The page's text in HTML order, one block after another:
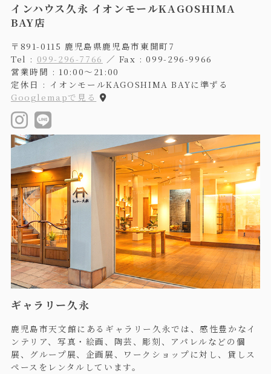
インハウス久永 イオンモールKAGOSHIMA
BAY店
〒891-0115 鹿児島県鹿児島市東開町7
Tel : 099-296-7766 ／ Fax : 099-296-9966
営業時間 : 10:00〜21:00
定休日 : イオンモールKAGOSHIMA BAYに準ずる
Googlemapで見る
ギャラリー久永
鹿児島市天文館にあるギャラリー久永では、感性豊かなイ
ンテリア、写真・絵画、陶芸、彫刻、アパレルなどの個
展、グループ展、企画展、ワークショップに対し、貸しス
ペースをレンタルしています。